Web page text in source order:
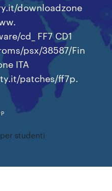
downloadzone
cd_ FF7 CD1
psx/38587/Fin
ITA
patches/ff7p.
studenti